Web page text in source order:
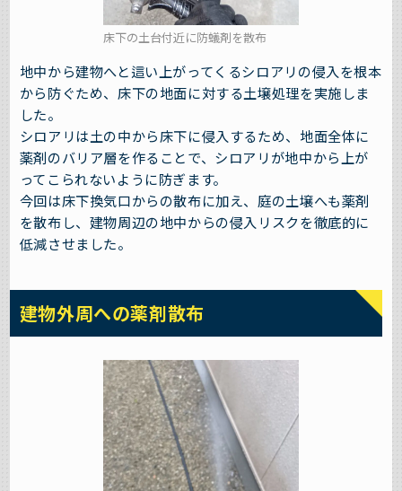
床下の土台付近に防蟻剤を散布
地中から建物へと這い上がってくるシロアリの侵入を根本
から防ぐため、床下の地面に対する土壌処理を実施しま
した。
シロアリは土の中から床下に侵入するため、地面全体に
薬剤のバリア層を作ることで、シロアリが地中から上が
ってこられないように防ぎます。
今回は床下換気口からの散布に加え、庭の土壌へも薬剤
を散布し、建物周辺の地中からの侵入リスクを徹底的に
低減させました。
建物外周への薬剤散布